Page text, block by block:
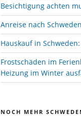
Besichtigung achten
Anreise nach
Hauskauf in
Frostschäden im
Heizung im Winter
NOCH MEHR